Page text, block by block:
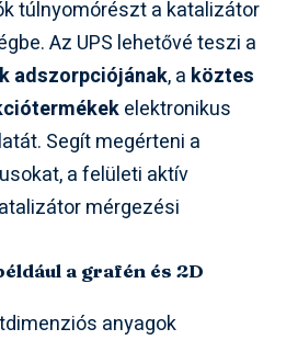
túlnyomórészt a katalizátor
Az UPS lehetővé teszi a
adszorpciójának, a köztes
elektronikus
Segít megérteni a
a felületi aktív
mérgezési
a grafén és 2D
anyagok